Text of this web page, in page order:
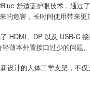
舒适蓝护眼技术，通过
危害，长时间使用带来更
HDMI、DP 以及 USB-C
薄本外置接口过少的问题。
设计的人体工学支架，不